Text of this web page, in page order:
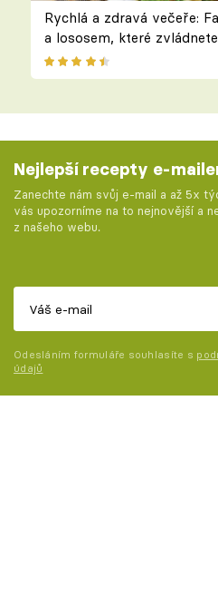
Rychlá a zdravá večeře:
a lososem, které
Nejlepší recepty e-
Zanechte nám svůj e-mail a až 5x
vás upozorníme na to nejnovější a
z našeho webu.
Odesláním formuláře souhlasíte s
údajů